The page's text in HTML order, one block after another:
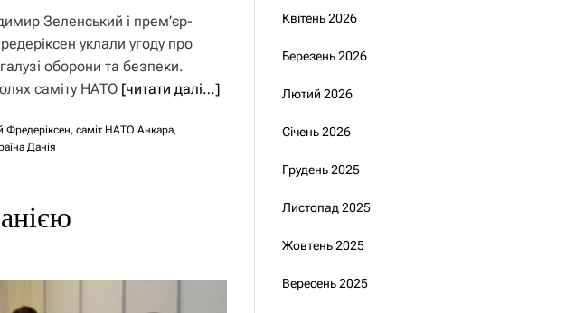
Зеленський і прем’єр-
уклали угоду про
оборони та безпеки.
саміту НАТО [читати далі…]
Фредеріксен,саміт НАТО Анкара,
Данія
Квітень 2026
Березень 2026
Лютий 2026
Січень 2026
Грудень 2025
Листопад 2025
Жовтень 2025
Вересень 2025